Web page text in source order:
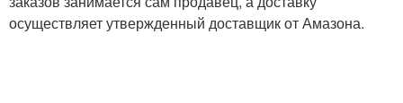
осуществляет утвержденный доставщик от Амазона.